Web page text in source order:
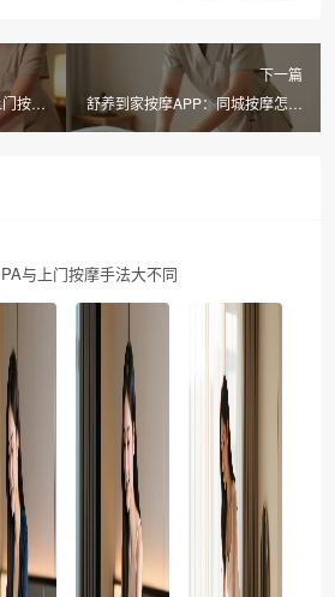
按摩
下一篇
舒养到家按摩APP：同城按摩怎么
找？3个方法教你选正规平台
与上门按摩手法大不同